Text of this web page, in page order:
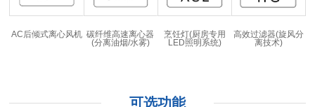
AC后倾式离心风机 碳纤维高速离心器
(分离油烟/水雾)
烹饪灯(厨房专用
LED照明系统)
高效过滤器(旋风分
离技术)
可选功能